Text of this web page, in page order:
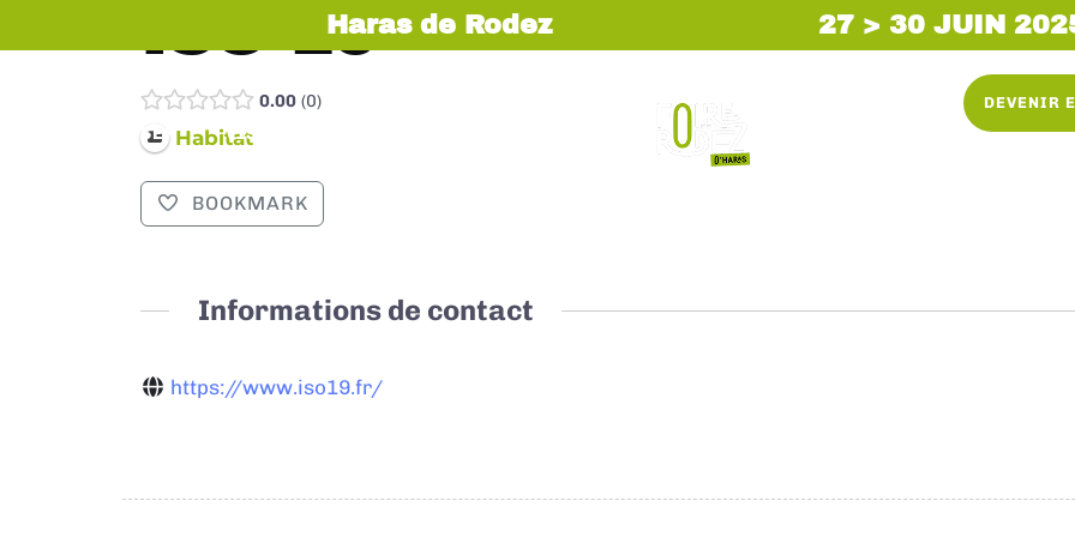
Haras de Rodez 27 > 30 JUIN
EXPOSER VISITER
DEVENIR
ISO 19
0.00 0
Habitat
BOOKMARK
Informations de contact
https://www.iso19.fr/